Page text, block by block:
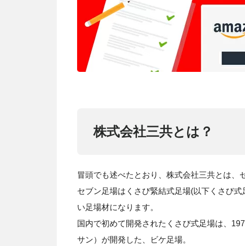
株式会社三共とは？
冒頭でも述べたとおり、株式会社三共とは、
セブン足場はくさび緊結式足場(以下くさび
い足場材になります。
国内で初めて開発されたくさび式足場は、
サン）が開発した、ビケ足場。